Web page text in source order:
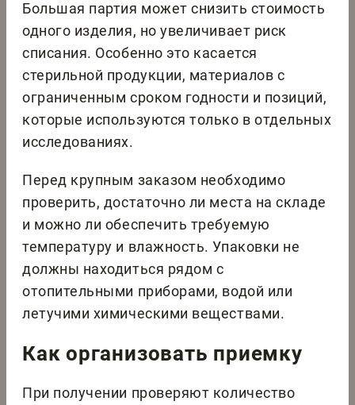
Большая партия может снизить стоимость
одного изделия, но увеличивает риск
списания. Особенно это касается
стерильной продукции, материалов с
ограниченным сроком годности и позиций,
которые используются только в отдельных
исследованиях.
Перед крупным заказом необходимо
проверить, достаточно ли места на складе
и можно ли обеспечить требуемую
температуру и влажность. Упаковки не
должны находиться рядом с
отопительными приборами, водой или
летучими химическими веществами.
Как организовать приемку
При получении проверяют количество